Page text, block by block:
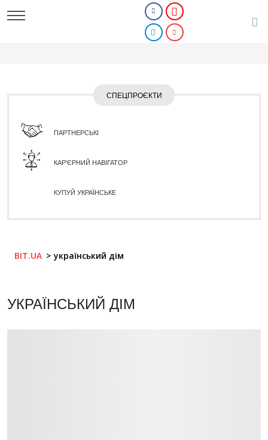
СПЕЦПРОЄКТИ
ПАРТНЕРСЬКІ
КАР'ЄРНИЙ НАВІГАТОР
КУПУЙ УКРАЇНСЬКЕ
BIT.UA український дім
УКРАЇНСЬКИЙ ДІМ